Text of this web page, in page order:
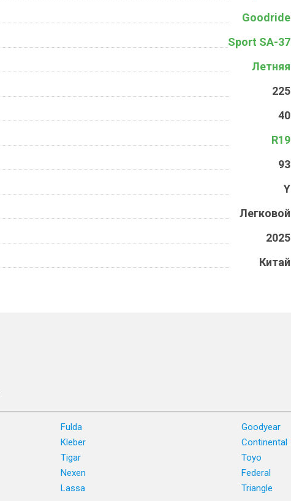
Goodride
Sport SA-37
Летняя
225
40
R19
93
Y
Легковой
2025
Китай
Fulda
Goodyear
Kleber
Continental
Tigar
Toyo
Nexen
Federal
Lassa Triangle